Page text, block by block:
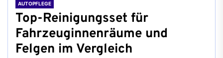
AUTOPFLEGE
Top-Reinigungsset für
Fahrzeuginnenräume und
Felgen im Vergleich